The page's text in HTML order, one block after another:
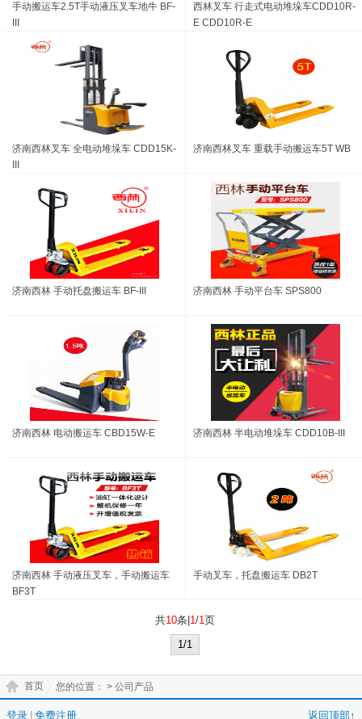
手动搬运车2.5T手动液压叉车地牛 BF-
西林叉车 行走式电动堆垛车CDD10R-
E CDD10R-E
济南西林叉车 全电动堆垛车 CDD15K-
济南西林叉车 重载手动搬运车5T WB
济南西林 手动托盘搬运车 BF-III 济南西林 手动平台车 SPS800
济南西林 电动搬运车 CBD15W-E 济南西林 半电动堆垛车 CDD10B-III
济南西林 手动液压叉车，手动搬运车
BF3T
手动叉车，托盘搬运车 DB2T
共10条| 1/1页
1/1
您的位置：
首页 > 公司产品
登录 免费注册 返回顶部↑